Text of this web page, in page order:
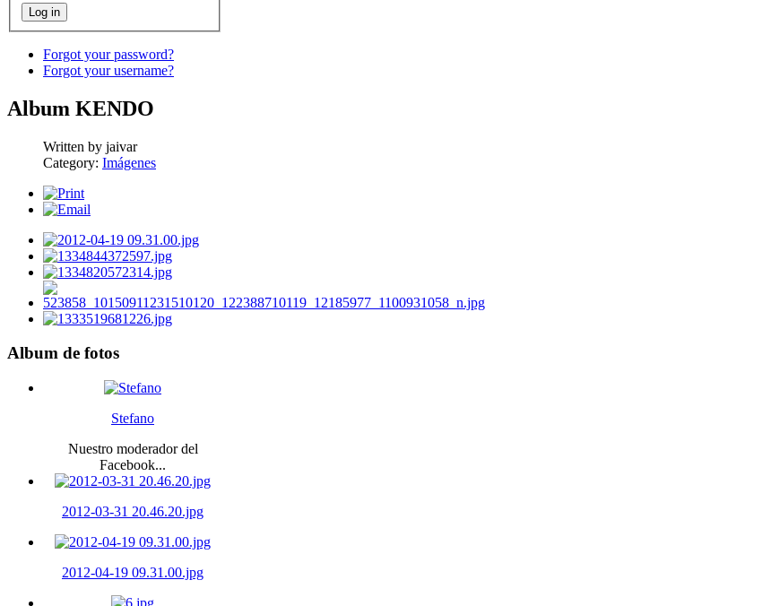
Forgot your password?
Forgot your username?
Album KENDO
Written by jaivar
Category: Imágenes
Album de fotos
Stefano
Nuestro moderador del
Facebook...
2012-03-31 20.46.20.jpg
2012-04-19 09.31.00.jpg